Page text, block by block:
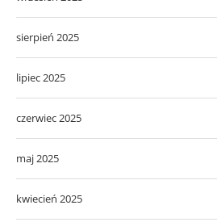
sierpień 2025
lipiec 2025
czerwiec 2025
maj 2025
kwiecień 2025